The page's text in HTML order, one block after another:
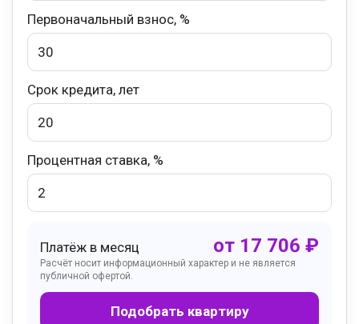
Первоначальный взнос, %
Срок кредита, лет
Процентная ставка, %
Платёж в месяц от 17 706 ₽
Расчёт носит информационный характер и не является
публичной офертой.
Подобрать квартиру